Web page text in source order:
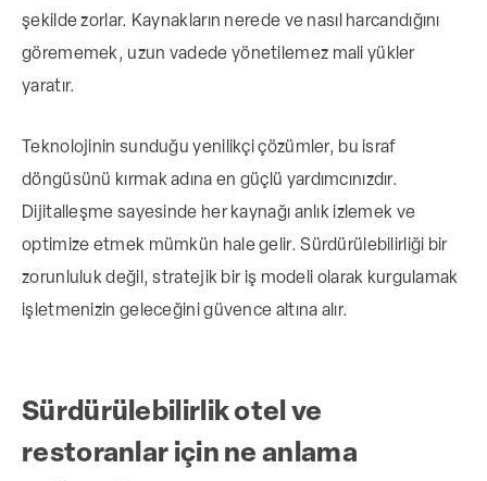
şekilde zorlar. Kaynakların nerede ve nasıl harcandığını
görememek, uzun vadede yönetilemez mali yükler
yaratır.
Teknolojinin sunduğu yenilikçi çözümler, bu israf
döngüsünü kırmak adına en güçlü yardımcınızdır.
Dijitalleşme sayesinde her kaynağı anlık izlemek ve
optimize etmek mümkün hale gelir. Sürdürülebilirliği bir
zorunluluk değil, stratejik bir iş modeli olarak kurgulamak
işletmenizin geleceğini güvence altına alır.
Sürdürülebilirlik otel ve
restoranlar için ne anlama